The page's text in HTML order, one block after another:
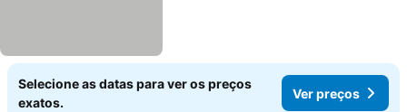
Selecione as datas para ver os preços
exatos.
Ver preços